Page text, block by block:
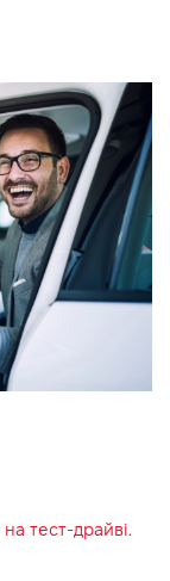
на тест-драйві.